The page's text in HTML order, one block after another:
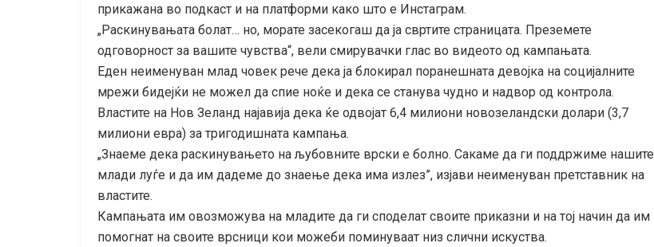
прикажана во подкаст и на платформи како што е Инстаграм.
„Раскинувањата болат… но, морате засекогаш да ја свртите страницата. Преземете
одговорност за вашите чувства“, вели смирувачки глас во видеото од кампањата.
Еден неименуван млад човек рече дека ја блокирал поранешната девојка на социјалните
мрежи бидејќи не можел да спие ноќе и дека се станува чудно и надвор од контрола.
Властите на Нов Зеланд најавија дека ќе одвојат 6,4 милиони новозеландски долари (3,7
милиони евра) за тригодишната кампања.
„Знаеме дека раскинувањето на љубовните врски е болно. Сакаме да ги поддржиме нашите
млади луѓе и да им дадеме до знаење дека има излез”, изјави неименуван претставник на
властите.
Кампањата им овозможува на младите да ги споделат своите приказни и на тој начин да им
помогнат на своите врсници кои можеби поминуваат низ слични искуства.